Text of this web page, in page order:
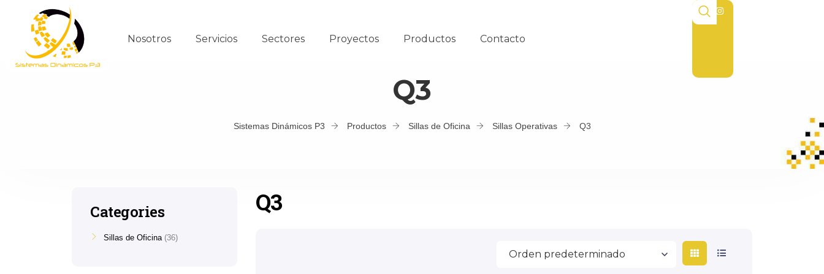
Nosotros Servicios Sectores Proyectos Productos Contacto
Q3
Sistemas Dinámicos P3 Productos Sillas de Oficina Sillas Operativas Q3
Q3
Categories
Sillas de Oficina 36